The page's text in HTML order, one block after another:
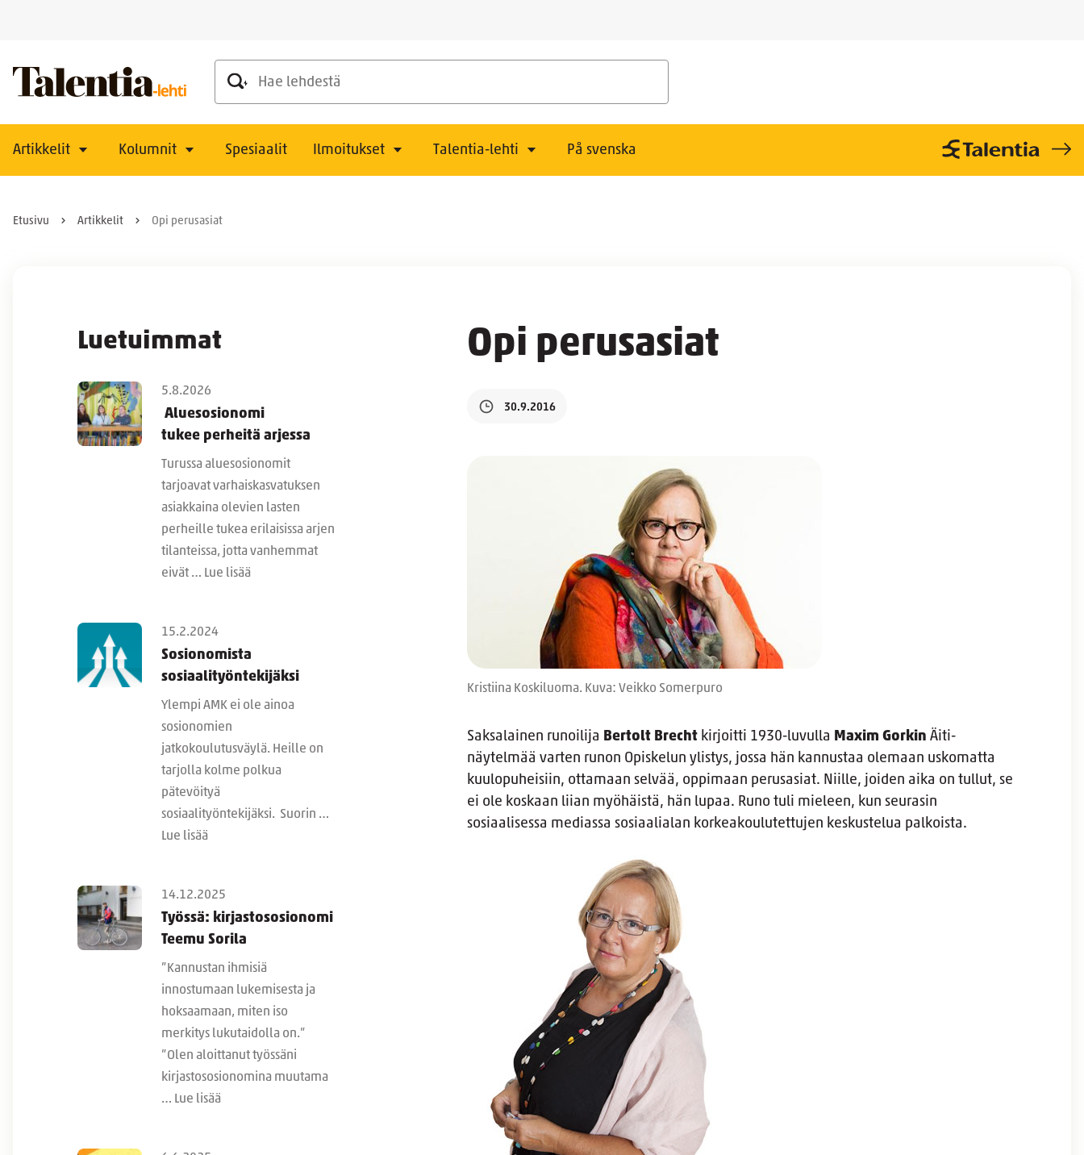
Hae lehdestä
Artikkelit Kolumnit Spesiaalit Ilmoitukset Talentia-lehti På svenska
Etusivu Artikkelit Opi perusasiat
Luetuimmat
5.8.2026
Aluesosionomi
tukee perheitä arjessa
Turussa aluesosionomit
tarjoavat varhaiskasvatuksen
asiakkaina olevien lasten
perheille tukea erilaisissa arjen
tilanteissa, jotta vanhemmat
eivät … Lue lisää
15.2.2024
Sosionomista
sosiaalityöntekijäksi
Ylempi AMK ei ole ainoa
sosionomien
jatkokoulutusväylä. Heille on
tarjolla kolme polkua
pätevöityä
sosiaalityöntekijäksi. Suorin …
Lue lisää
14.12.2025
Työssä: kirjastososionomi
Teemu Sorila
”Kannustan ihmisiä
innostumaan lukemisesta ja
hoksaamaan, miten iso
merkitys lukutaidolla on.”
”Olen aloittanut työssäni
kirjastososionomina muutama
… Lue lisää
Opi perusasiat
30.9.2016
Kristiina Koskiluoma. Kuva: Veikko Somerpuro
Saksalainen runoilija Bertolt Brecht kirjoitti 1930-luvulla Maxim Gorkin Äiti-
näytelmää varten runon Opiskelun ylistys, jossa hän kannustaa olemaan uskomatta
kuulopuheisiin, ottamaan selvää, oppimaan perusasiat. Niille, joiden aika on tullut, se
ei ole koskaan liian myöhäistä, hän lupaa. Runo tuli mieleen, kun seurasin
sosiaalisessa mediassa sosiaalialan korkeakoulutettujen keskustelua palkoista.